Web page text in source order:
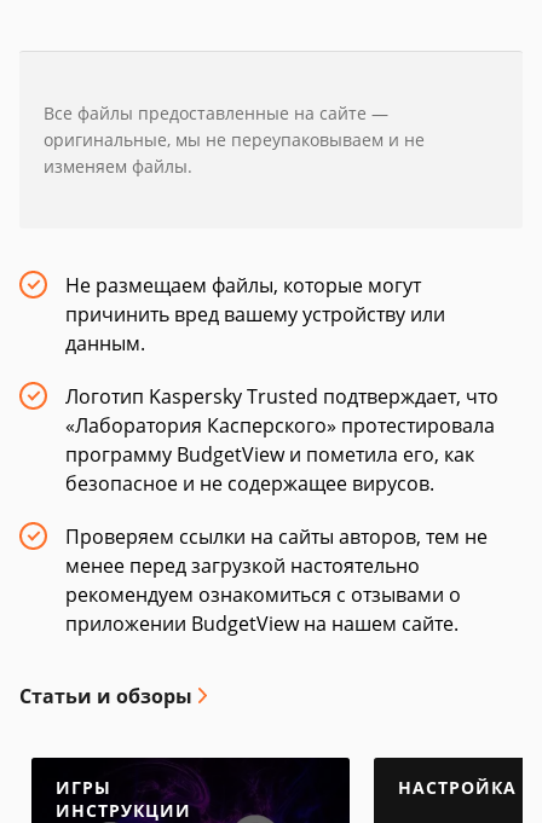
Все файлы предоставленные на сайте —
оригинальные, мы не переупаковываем и не
изменяем файлы.
Не размещаем файлы, которые могут
причинить вред вашему устройству или
данным.
Логотип Kaspersky Trusted подтверждает, что
«Лаборатория Касперского» протестировала
программу BudgetView и пометила его, как
безопасное и не содержащее вирусов.
Проверяем ссылки на сайты авторов, тем не
менее перед загрузкой настоятельно
рекомендуем ознакомиться с отзывами о
приложении BudgetView на нашем сайте.
Статьи и обзоры
ИГРЫ
ИНСТРУКЦИИ
НАСТРОЙКА